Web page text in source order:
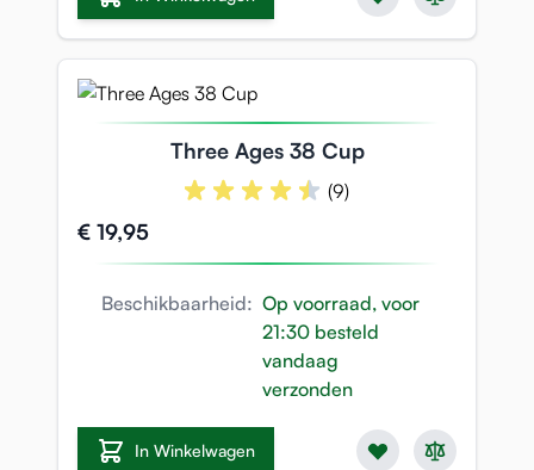
Three Ages 38 Cup
(9)
€ 19,95
Beschikbaarheid: Op voorraad, voor
21:30 besteld
vandaag
verzonden
In Winkelwagen